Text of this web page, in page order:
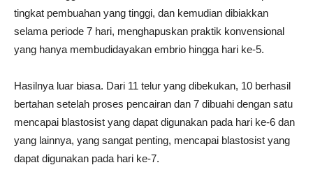
tingkat pembuahan yang tinggi, dan kemudian dibiakkan
selama periode 7 hari, menghapuskan praktik konvensional
yang hanya membudidayakan embrio hingga hari ke-5.
Hasilnya luar biasa. Dari 11 telur yang dibekukan, 10 berhasil
bertahan setelah proses pencairan dan 7 dibuahi dengan satu
mencapai blastosist yang dapat digunakan pada hari ke-6 dan
yang lainnya, yang sangat penting, mencapai blastosist yang
dapat digunakan pada hari ke-7.